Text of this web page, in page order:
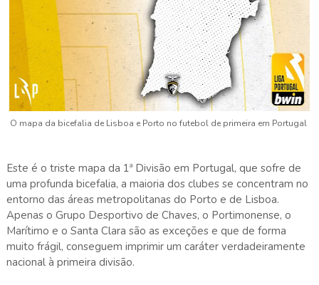
O mapa da bicefalia de Lisboa e Porto no futebol de primeira em Portugal
Este é o triste mapa da 1ª Divisão em Portugal, que sofre de
uma profunda bicefalia, a maioria dos clubes se concentram no
entorno das áreas metropolitanas do Porto e de Lisboa.
Apenas o Grupo Desportivo de Chaves, o Portimonense, o
Marítimo e o Santa Clara são as exceções e que de forma
muito frágil, conseguem imprimir um caráter verdadeiramente
nacional à primeira divisão.